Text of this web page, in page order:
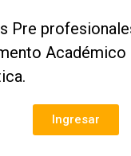
Pre
Académico
Ingresar